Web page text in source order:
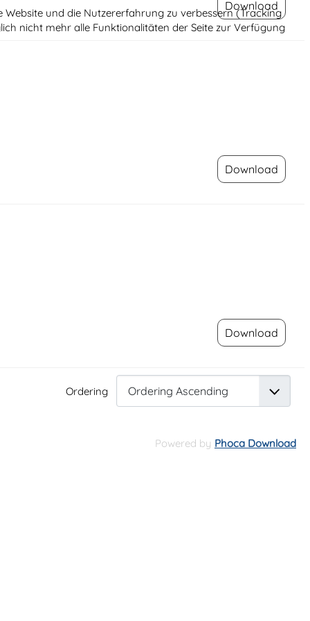
Download
Download
Download
Ordering
Powered by Phoca Download
Website und die Nutzererfahrung zu verbessern (Tracking
nicht mehr alle Funktionalitäten der Seite zur Verfügung